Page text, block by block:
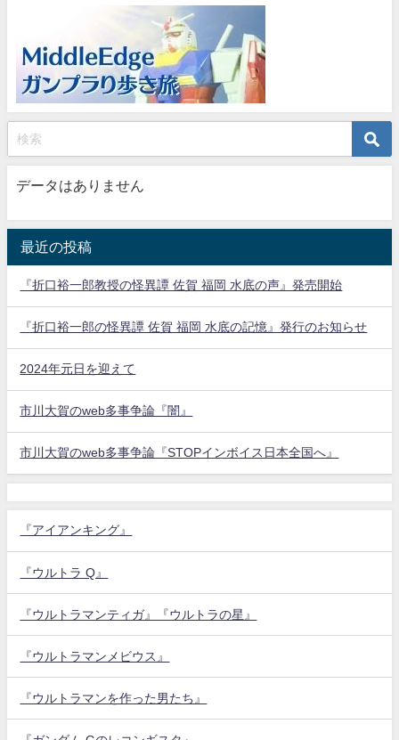
データはありません
最近の投稿
『折口裕一郎教授の怪異譚 佐賀 福岡 水底の声』発売開始
『折口裕一郎の怪異譚 佐賀 福岡 水底の記憶』発行のお知らせ
2024年元日を迎えて
市川大賀のweb多事争論『闇』
市川大賀のweb多事争論『STOPインボイス日本全国へ』
『アイアンキング』
『ウルトラ Q』
『ウルトラマンティガ』『ウルトラの星』
『ウルトラマンメビウス』
『ウルトラマンを作った男たち』